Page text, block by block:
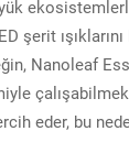
şerit
eder, bu